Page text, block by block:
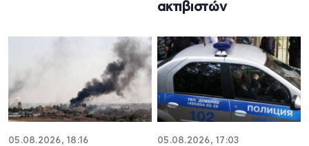
ακτιβιστών
05.08.2026, 18:16 05.08.2026, 17:03